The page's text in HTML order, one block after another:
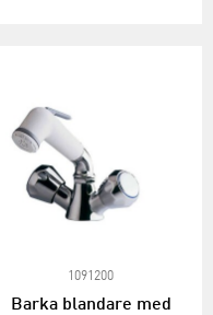
1091200
Barka blandare med